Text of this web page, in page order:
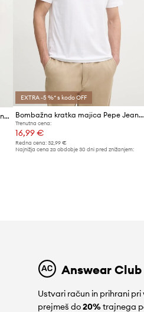
Bombažna kratka majica Pepe Jeans ABEL
EXTRA -5 %* s kodo OFF
Bombažna kratka majica Pepe Jeans PICTHON
Trenutna cena:
16,99 €
Redna cena: 32,99 €
Najnižja cena za obdobje 30 dni pred znižanjem:
Answear Club
Ustvari račun in prihrani
prejmeš do20%trajnega